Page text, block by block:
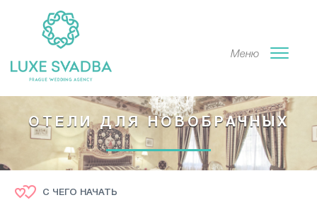
Меню
ОТЕЛИ ДЛЯ НОВОБРАЧНЫХ
С ЧЕГО НАЧАТЬ